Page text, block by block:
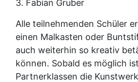
3. Fabian Gruber
Alle teilnehmenden Schüler
einen Malkasten oder
auch weiterhin so kreativ
können. Sobald es möglich
Partnerklassen die